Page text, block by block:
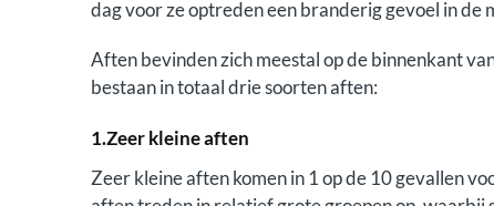
dag voor ze optreden een branderig gevoel in de
Aften bevinden zich meestal op de binnenkant
bestaan in totaal drie soorten aften:
1.Zeer kleine aften
Zeer kleine aften komen in 1 op de 10 gevallen